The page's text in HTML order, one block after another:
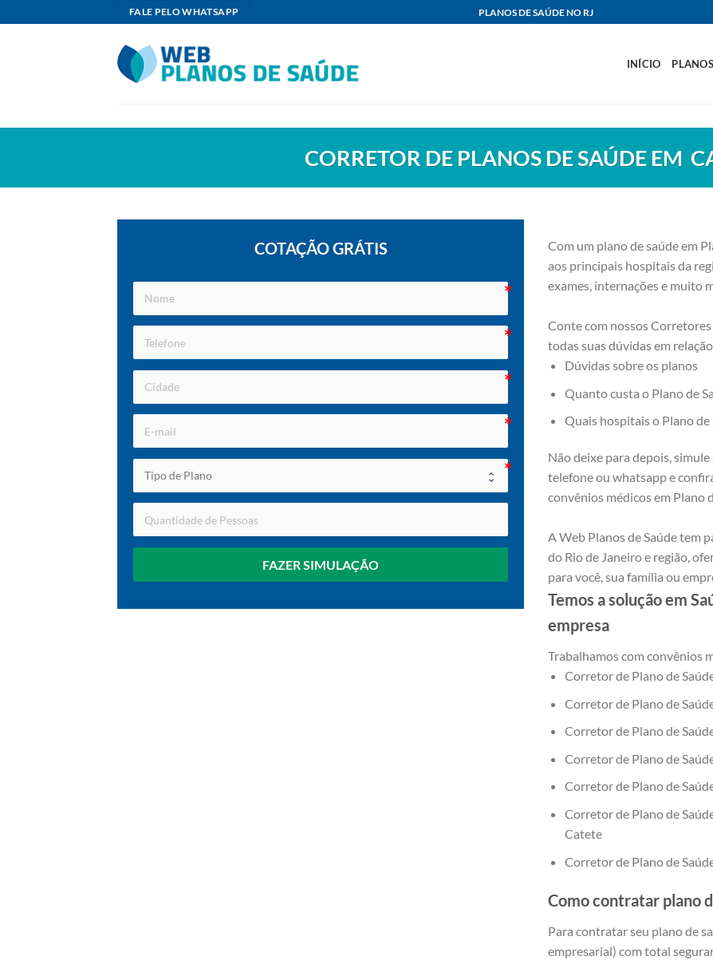
FALE PELO WHATSAPP PLANOS DE SAÚDE NO RJ
INÍCIO PLANOS
CORRETOR DE PLANOS DE SAÚDE EM
COTAÇÃO GRÁTIS
FAZER SIMULAÇÃO
Com um plano de saúde em
aos principais hospitais da
exames, internações e muito
Conte com nossos
todas suas dúvidas em
Dúvidas sobre os planos
Quanto custa o Plano de
Quais hospitais o Plano
Não deixe para depois,
telefone ou whatsapp e
convênios médicos em Plano
A Web Planos de Saúde tem
do Rio de Janeiro e região,
para você, sua família ou
Temos a solução em
empresa
Trabalhamos com convênios
Corretor de Plano de
Corretor de Plano de
Corretor de Plano de
Corretor de Plano de
Corretor de Plano de
Corretor de Plano de
Catete
Corretor de Plano de
Como contratar plano
Para contratar seu plano de
empresarial) com total